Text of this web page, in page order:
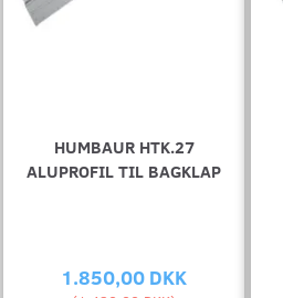
HUMBAUR HTK.27
ALUPROFIL TIL BAGKLAP
1.850,00 DKK